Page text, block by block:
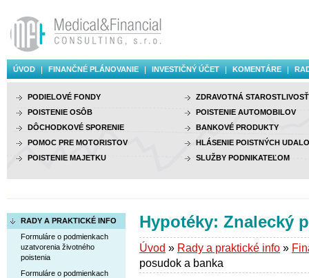
ÚVOD FINANČNÉ PLÁNOVANIE INVESTIČNÝ ÚČET KOMENTÁRE
PODIELOVÉ FONDY
POISTENIE OSÔB
DÔCHODKOVÉ SPORENIE
POMOC PRE MOTORISTOV
POISTENIE MAJETKU
ZDRAVOTNÁ STAROSTLIVOSŤ
POISTENIE AUTOMOBILOV
BANKOVÉ PRODUKTY
HLÁSENIE POISTNÝCH
SLUŽBY PODNIKATEĽOM
RADY A PRAKTICKÉ INFO
Formuláre o podmienkach
uzatvorenia životného
poistenia
Formuláre o podmienkach
Hypotéky: Znalecký
Úvod » Rady a praktické info »
posudok a banka